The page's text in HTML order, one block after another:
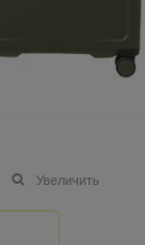
Увеличить